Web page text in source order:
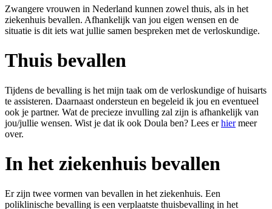
Zwangere vrouwen in Nederland kunnen zowel thuis, als in het
ziekenhuis bevallen. Afhankelijk van jou eigen wensen en de
situatie is dit iets wat jullie samen bespreken met de verloskundige.
Thuis bevallen
Tijdens de bevalling is het mijn taak om de verloskundige of huisarts
te assisteren. Daarnaast ondersteun en begeleid ik jou en eventueel
ook je partner. Wat de precieze invulling zal zijn is afhankelijk van
jou/jullie wensen. Wist je dat ik ook Doula ben? Lees erhiermeer
over.
In het ziekenhuis bevallen
Er zijn twee vormen van bevallen in het ziekenhuis. Een
poliklinische bevalling is een verplaatste thuisbevalling in het